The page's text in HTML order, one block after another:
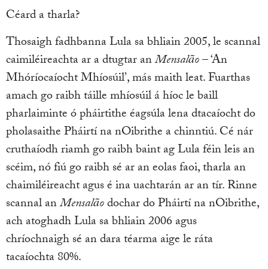
Céard a tharla?
Thosaigh fadhbanna Lula sa bhliain 2005, le scannal
caimiléireachta ar a dtugtar anMensalão– ‘An
Mhóríocaíocht Mhíosúil’, más maith leat. Fuarthas
amach go raibh táille mhíosúil á híoc le baill
pharlaiminte ó pháirtithe éagsúla lena dtacaíocht do
pholasaithe Pháirtí na nOibrithe a chinntiú. Cé nár
cruthaíodh riamh go raibh baint ag Lula féin leis an
scéim, nó fiú go raibh sé ar an eolas faoi, tharla an
chaimiléireacht agus é ina uachtarán ar an tír. Rinne
scannal anMensalãodochar do Pháirtí na nOibrithe,
ach atoghadh Lula sa bhliain 2006 agus
chríochnaigh sé an dara téarma aige le ráta
tacaíochta 80%.